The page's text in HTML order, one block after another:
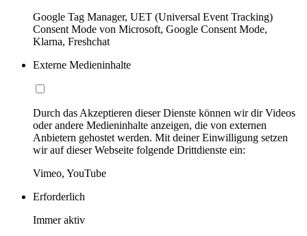
Google Tag Manager, UET (Universal Event Tracking)
Consent Mode von Microsoft, Google Consent Mode,
Klarna, Freshchat
Externe Medieninhalte
Durch das Akzeptieren dieser Dienste können wir dir Videos
oder andere Medieninhalte anzeigen, die von externen
Anbietern gehostet werden. Mit deiner Einwilligung setzen
wir auf dieser Webseite folgende Drittdienste ein:
Vimeo, YouTube
Erforderlich
Immer aktiv